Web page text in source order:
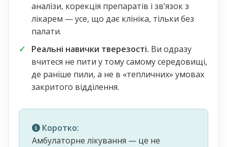
аналізи, корекція препаратів і звʼязок з
лікарем — усе, що дає клініка, тільки без
палати.
Реальні навички тверезості. Ви одразу
вчитеся не пити у тому самому середовищі,
де раніше пили, а не в «тепличних» умовах
закритого відділення.
Коротко:
Амбулаторне лікування — це не